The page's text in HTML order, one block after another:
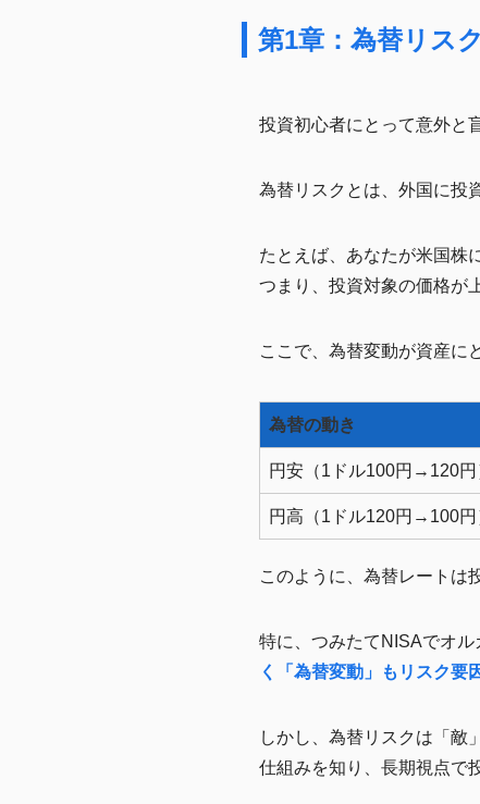
第1章：為替リス
投資初心者にとって意外と
為替リスクとは、外国に投
たとえば、あなたが米国株
つまり、投資対象の価格が
ここで、為替変動が資産に
為替の動き
円安（1ドル100円→120円
円高（1ドル120円→100円
このように、為替レートは
特に、つみたてNISAでオ
く「為替変動」もリスク要
しかし、為替リスクは「敵
仕組みを知り、長期視点で